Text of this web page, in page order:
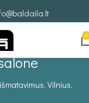
0
Vilnius,